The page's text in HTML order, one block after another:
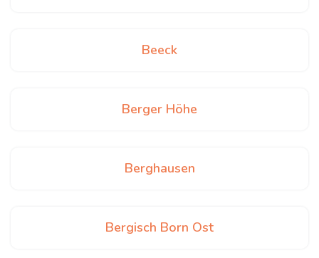
Beeck
Berger Höhe
Berghausen
Bergisch Born Ost